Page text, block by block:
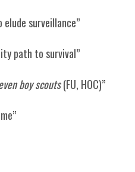
elude surveillance”
path to survival”
boy scouts(FU, HOC)”